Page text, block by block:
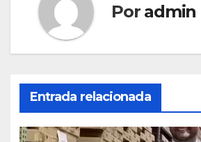
Por admin
Entrada relacionada